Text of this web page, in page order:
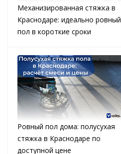
Механизированная стяжка в
Краснодаре: идеально ровный
пол в короткие сроки
Ровный пол дома: полусухая
стяжка в Краснодаре по
доступной цене